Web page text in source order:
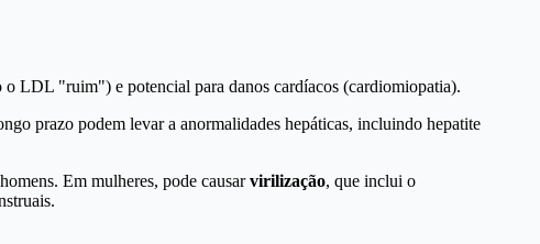
LDL "ruim") e potencial para danos cardíacos (cardiomiopatia).
prazo podem levar a anormalidades hepáticas, incluindo hepatite
Em mulheres, pode causarvirilização, que inclui o